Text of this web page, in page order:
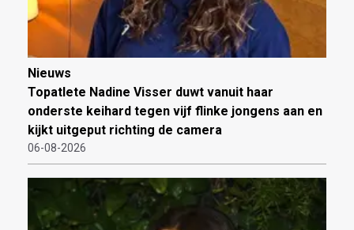
Nieuws
Topatlete Nadine Visser duwt vanuit haar
onderste keihard tegen vijf flinke jongens aan en
kijkt uitgeput richting de camera
06-08-2026